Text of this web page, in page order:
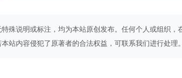
殊说明或标注，均为本站原创发布。任何个人或组织
站内容侵犯了原著者的合法权益，可联系我们进行处理。